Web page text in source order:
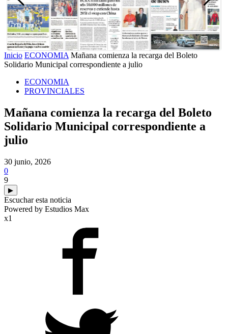
Inicio ECONOMIA Mañana comienza la recarga del Boleto
Solidario Municipal correspondiente a julio
ECONOMIA
PROVINCIALES
Mañana comienza la recarga del Boleto
Solidario Municipal correspondiente a
julio
30 junio, 2026
0
9
▶
Escuchar esta noticia
Powered by Estudios Max
x1